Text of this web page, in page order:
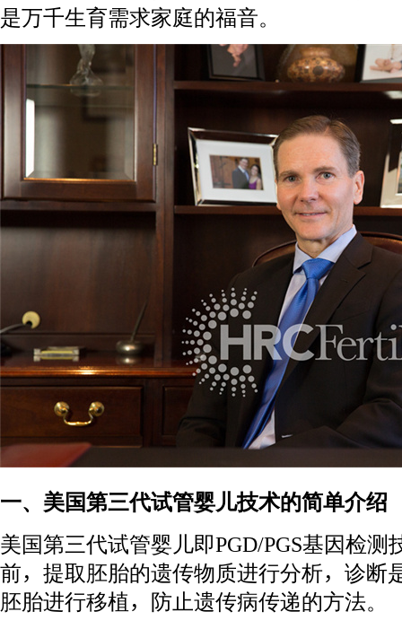
是万千生育需求家庭的福音。
一、美国第三代试管婴儿技术的简单介绍
美国第三代试管婴儿即PGD/PGS基因检测
前，提取胚胎的遗传物质进行分析，诊断
胚胎进行移植，防止遗传病传递的方法。